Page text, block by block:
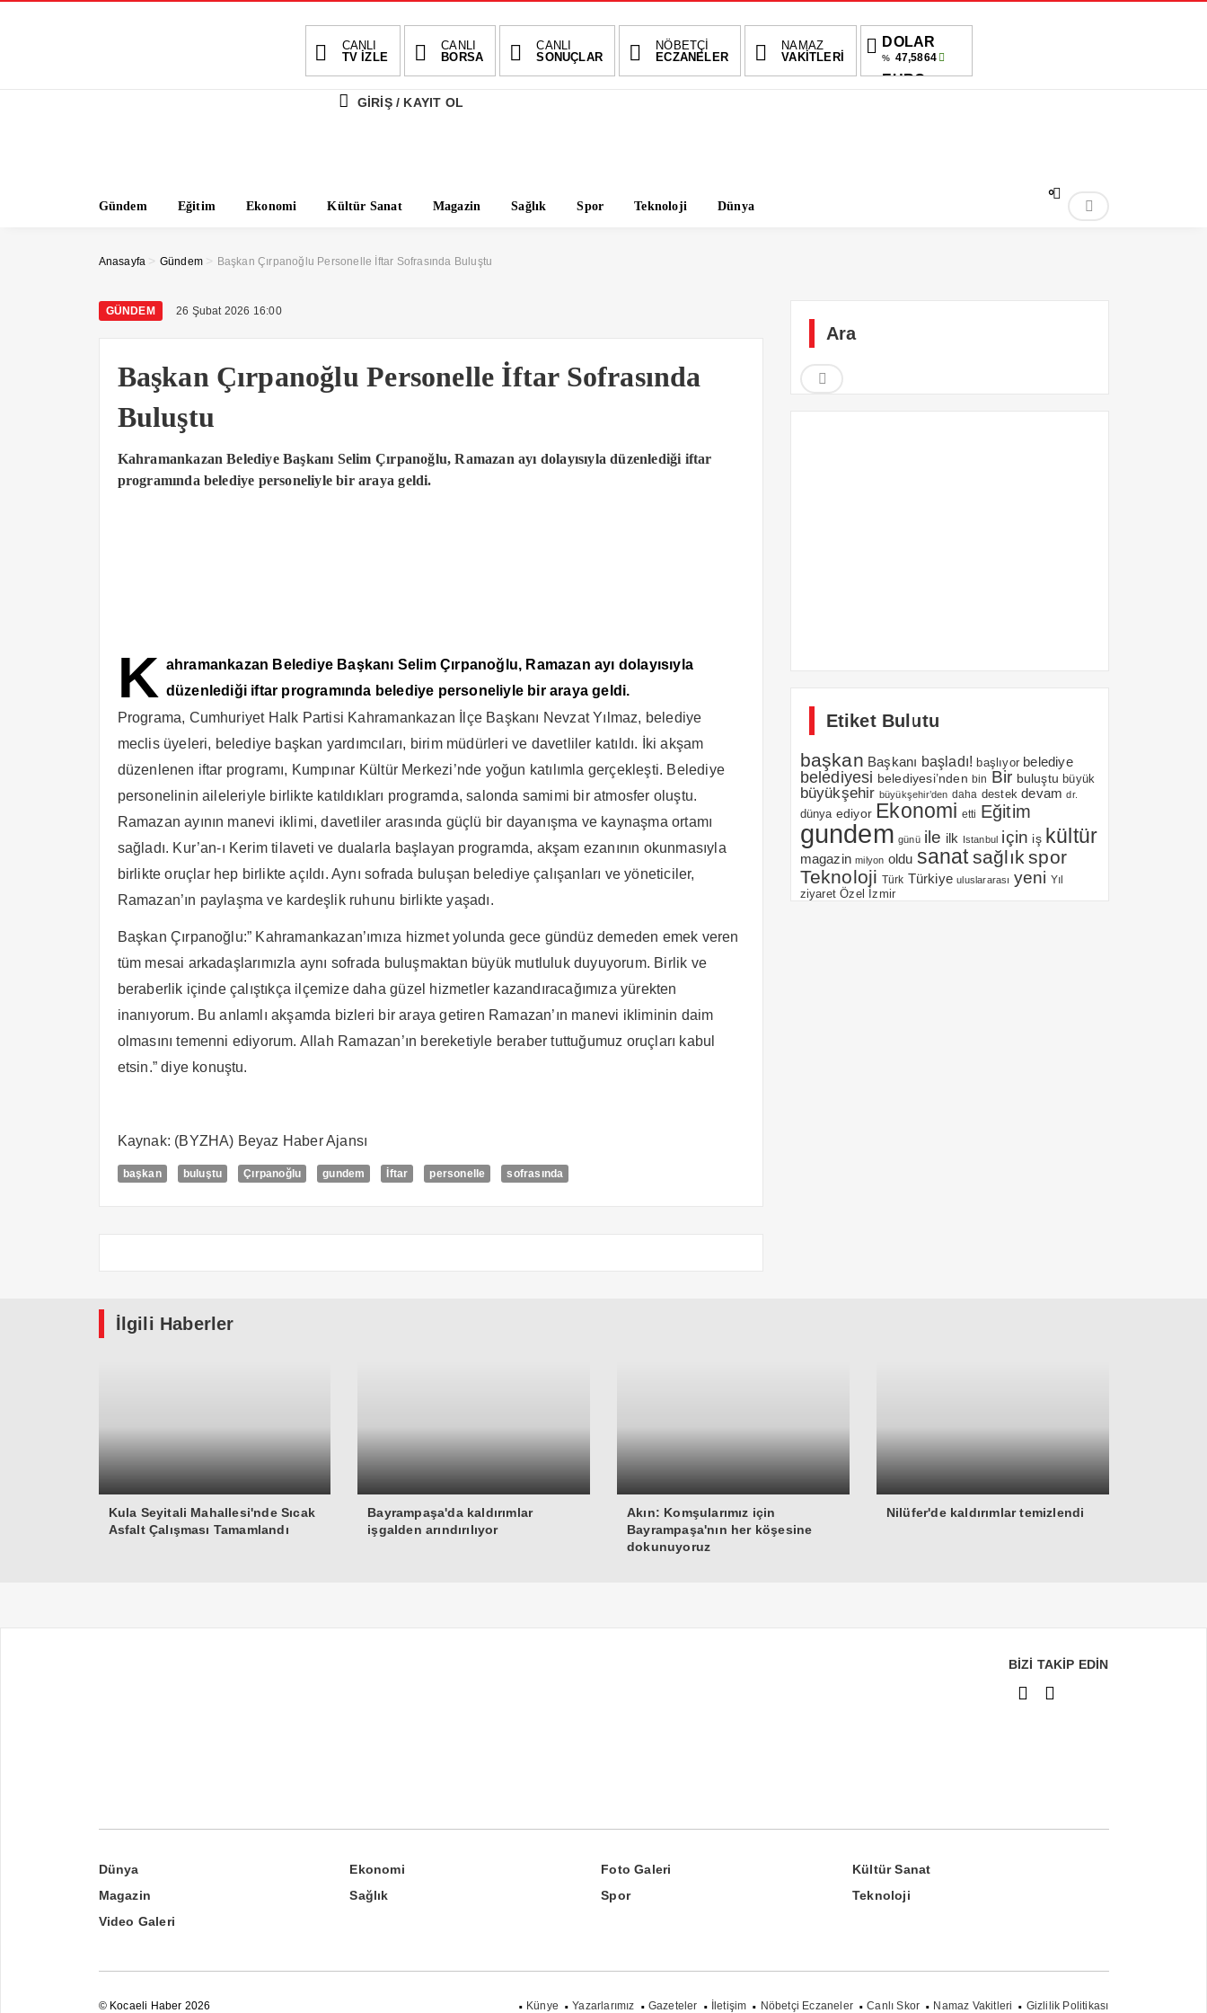
CANLI
TV İZLE
CANLI
BORSA
CANLI
SONUÇLAR
NÖBETÇİ
ECZANELER
NAMAZ
VAKİTLERİ
DOLAR
% 47,5864
EURO
GİRİŞ / KAYIT OL
Gündem Eğitim Ekonomi Kültür Sanat Magazin Sağlık Spor Teknoloji Dünya
°
Anasayfa > Gündem > Başkan Çırpanoğlu Personelle İftar Sofrasında Buluştu
GÜNDEM 26 Şubat 2026 16:00
Başkan Çırpanoğlu Personelle İftar Sofrasında
Buluştu
Kahramankazan Belediye Başkanı Selim Çırpanoğlu, Ramazan ayı dolayısıyla düzenlediği iftar
programında belediye personeliyle bir araya geldi.
K ahramankazan Belediye Başkanı Selim Çırpanoğlu, Ramazan ayı dolayısıyla
düzenlediği iftar programında belediye personeliyle bir araya geldi.
Programa, Cumhuriyet Halk Partisi Kahramankazan İlçe Başkanı Nevzat Yılmaz, belediye
meclis üyeleri, belediye başkan yardımcıları, birim müdürleri ve davetliler katıldı. İki akşam
düzenlenen iftar programı, Kumpınar Kültür Merkezi’nde yoğun katılımla gerçekleşti. Belediye
personelinin aileleriyle birlikte katıldıkları programda, salonda samimi bir atmosfer oluştu.
Ramazan ayının manevi iklimi, davetliler arasında güçlü bir dayanışma ve kaynaşma ortamı
sağladı. Kur’an-ı Kerim tilaveti ve dualarla başlayan programda, akşam ezanının okunmasıyla
birlikte oruçlar hep birlikte açıldı. Aynı sofrada buluşan belediye çalışanları ve yöneticiler,
Ramazan’ın paylaşma ve kardeşlik ruhunu birlikte yaşadı.
Başkan Çırpanoğlu:” Kahramankazan’ımıza hizmet yolunda gece gündüz demeden emek veren
tüm mesai arkadaşlarımızla aynı sofrada buluşmaktan büyük mutluluk duyuyorum. Birlik ve
beraberlik içinde çalıştıkça ilçemize daha güzel hizmetler kazandıracağımıza yürekten
inanıyorum. Bu anlamlı akşamda bizleri bir araya getiren Ramazan’ın manevi ikliminin daim
olmasını temenni ediyorum. Allah Ramazan’ın bereketiyle beraber tuttuğumuz oruçları kabul
etsin.” diye konuştu.
Kaynak: (BYZHA) Beyaz Haber Ajansı
başkan buluştu Çırpanoğlu gundem İftar personelle sofrasında
Ara
Etiket Bulutu
başkan Başkanı başladı! başlıyor belediye
belediyesi belediyesi’nden bin Bir buluştu büyük
büyükşehir büyükşehir’den daha destek devam dr.
dünya ediyor Ekonomi etti Eğitim
gundem günü ile ilk Istanbul için iş kültür
magazin milyon oldu sanatsağlık spor
Teknoloji Türk Türkiye uluslararası yeni Yıl
ziyaret Özel İzmir
İlgili Haberler
Kula Seyitali Mahallesi'nde Sıcak
Asfalt Çalışması Tamamlandı
Bayrampaşa'da kaldırımlar
işgalden arındırılıyor
Akın: Komşularımız için
Bayrampaşa'nın her köşesine
dokunuyoruz
Nilüfer'de kaldırımlar temizlendi
BİZİ TAKİP EDİN
Dünya Ekonomi Foto Galeri
Kültür Sanat
Magazin
Sağlık Spor
Teknoloji
Video Galeri
© Kocaeli Haber 2026 Künye Yazarlarımız Gazeteler İletişim Nöbetçi Eczaneler Canlı Skor Namaz Vakitleri Gizlilik Politikası